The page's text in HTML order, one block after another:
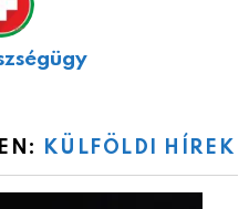
KÜLFÖLDI HÍREK